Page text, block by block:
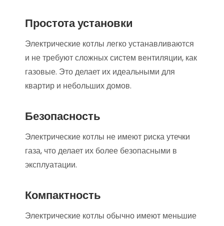
Простота установки
Электрические котлы легко устанавливаются
и не требуют сложных систем вентиляции, как
газовые. Это делает их идеальными для
квартир и небольших домов.
Безопасность
Электрические котлы не имеют риска утечки
газа, что делает их более безопасными в
эксплуатации.
Компактность
Электрические котлы обычно имеют меньшие